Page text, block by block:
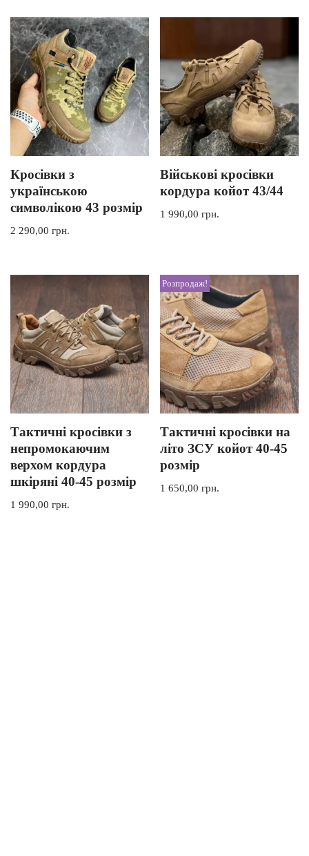
Кросівки з
українською
символікою 43 розмір
2 290,00 грн.
Військові кросівки
кордура койот 43/44
1 990,00грн.
Тактичні кросівки з
непромокаючим
верхом кордура
шкіряні 40-45 розмір
1 990,00 грн.
Розпродаж!
Тактичні кросівки на
літо ЗСУ койот 40-45
розмір
1 650,00грн.